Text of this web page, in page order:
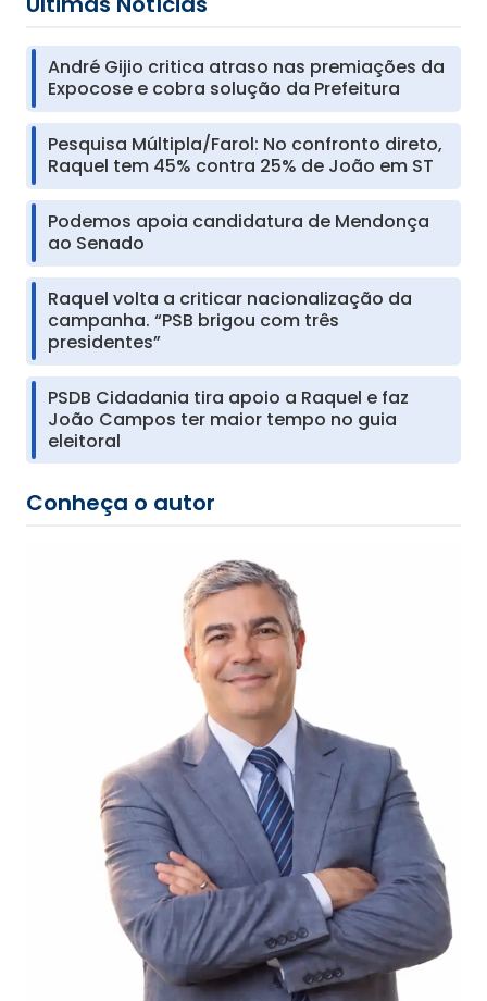
André Gijio critica atraso nas premiações da
Expocose e cobra solução da Prefeitura
Pesquisa Múltipla/Farol: No confronto direto,
Raquel tem 45% contra 25% de João em ST
Podemos apoia candidatura de Mendonça
ao Senado
Raquel volta a criticar nacionalização da
campanha. “PSB brigou com três
presidentes”
PSDB Cidadania tira apoio a Raquel e faz
João Campos ter maior tempo no guia
eleitoral
Conheça o autor